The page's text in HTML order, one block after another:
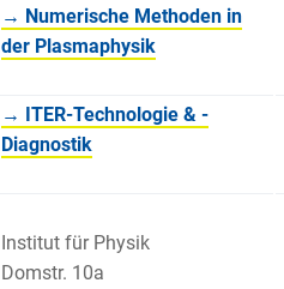
→ Numerische Methoden in
der Plasmaphysik
→ ITER-Technologie & -
Diagnostik
Institut für Physik
Domstr. 10a